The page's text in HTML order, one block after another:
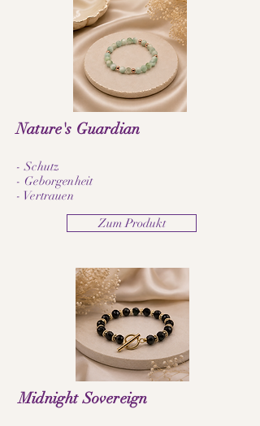
Nature's Guardian
- Schutz
- Geborgenheit
- Vertrauen
Midnight Sovereign
Zum Produkt